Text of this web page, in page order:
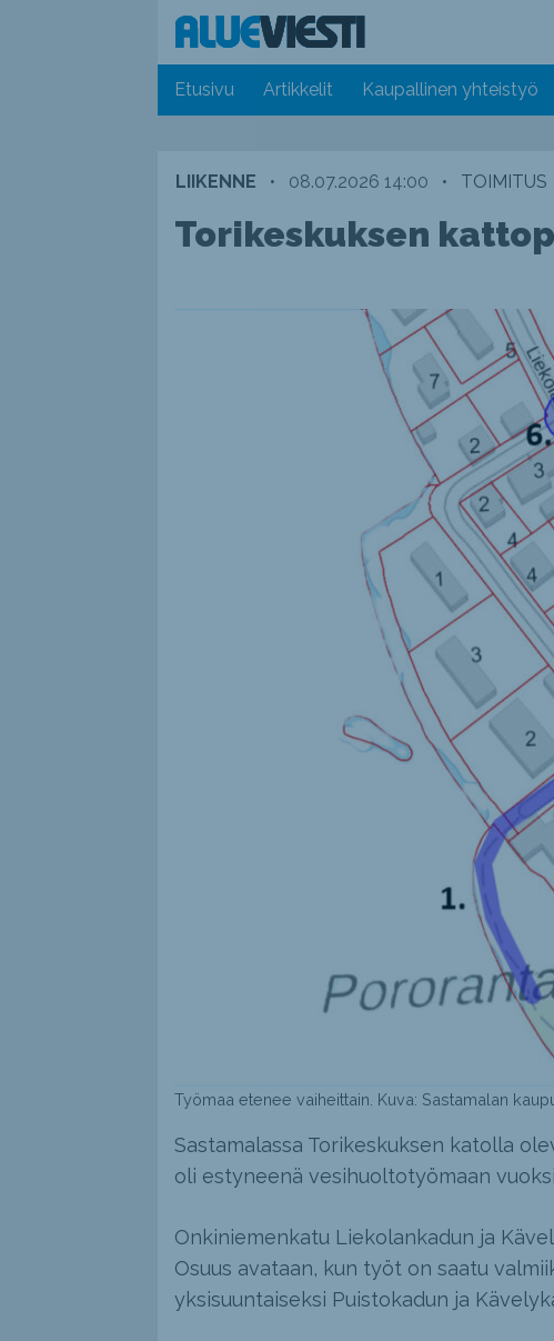
Etusivu Artikkelit Kaupallinen yhteistyö
LIIKENNE • 08.07.2026 14:00 • TOIMITUS
Torikeskuksen
Työmaa etenee vaiheittain. Kuva: Sastamalan
Sastamalassa Torikeskuksen katolla
oli estyneenä vesihuoltotyömaan
Onkiniemenkatu Liekolankadun ja
Osuus avataan, kun työt on saatu
yksisuuntaiseksi Puistokadun ja